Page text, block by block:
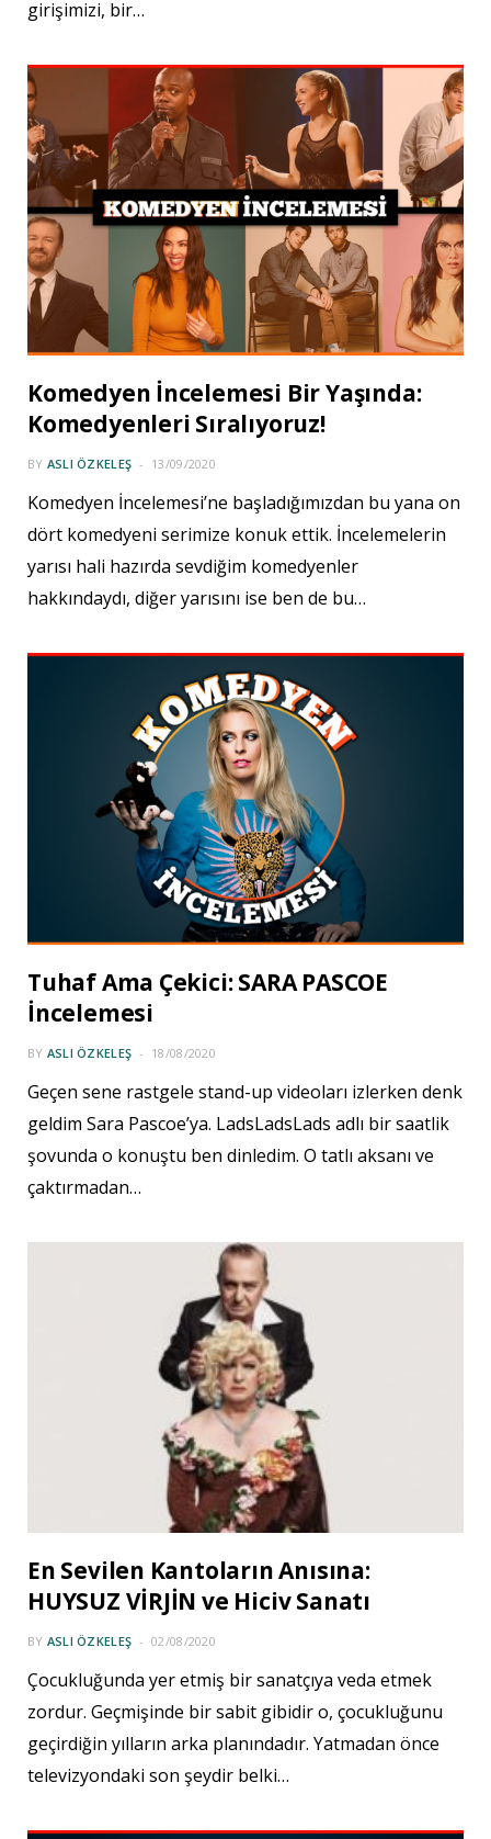
girişimizi, bir…
Komedyen İncelemesi Bir Yaşında:
Komedyenleri Sıralıyoruz!
BY ASLI ÖZKELEŞ 13/09/2020
Komedyen İncelemesi’ne başladığımızdan bu yana on
dört komedyeni serimize konuk ettik. İncelemelerin
yarısı hali hazırda sevdiğim komedyenler
hakkındaydı, diğer yarısını ise ben de bu…
Tuhaf Ama Çekici: SARA PASCOE
İncelemesi
BY ASLI ÖZKELEŞ 18/08/2020
Geçen sene rastgele stand-up videoları izlerken denk
geldim Sara Pascoe’ya. LadsLadsLads adlı bir saatlik
şovunda o konuştu ben dinledim. O tatlı aksanı ve
çaktırmadan…
En Sevilen Kantoların Anısına:
HUYSUZ VİRJİN ve Hiciv Sanatı
BY ASLI ÖZKELEŞ 02/08/2020
Çocukluğunda yer etmiş bir sanatçıya veda etmek
zordur. Geçmişinde bir sabit gibidir o, çocukluğunu
geçirdiğin yılların arka planındadır. Yatmadan önce
televizyondaki son şeydir belki…